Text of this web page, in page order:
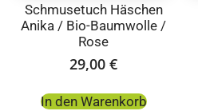
Schmusetuch Häschen
Anika / Bio-Baumwolle /
Rose
29,00 €
In den Warenkorb